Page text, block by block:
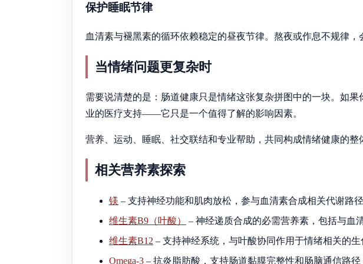
保护睡眠节律
血清素与褪黑素的循环依赖稳定的昼夜节律。熬夜或作息不规律
当情绪问题更复杂时
需要说清楚的是：肠道健康只是情绪这张复杂拼图中的一块。如
业的医疗支持——它只是一个值得了解的影响因素。
营养、运动、睡眠、社交联结和专业帮助，共同构成情绪健康的整
相关营养素探索
镁 – 支持神经功能和肌肉放松，参与血清素合成相关代谢路径
维生素B9（叶酸）
– 神经递质合成的必需营养素，包括与血
维生素B12 – 支持神经系统，与叶酸协同作用于情绪相关的生
Omega-3 – 抗炎脂肪酸，支持肠道黏膜完整性和肠脑通信路径